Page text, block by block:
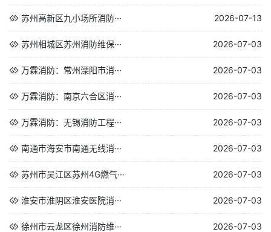
苏州高新区九小场所消防··· 2026-07-13
苏州相城区苏州消防维保··· 2026-07-03
万霖消防：常州溧阳市消··· 2026-07-03
万霖消防：南京六合区消··· 2026-07-03
万霖消防：无锡消防工程··· 2026-07-03
南通市海安市南通无线消··· 2026-07-03
苏州市吴江区苏州4G燃气··· 2026-07-03
淮安市淮阴区淮安医院消··· 2026-07-03
徐州市云龙区徐州消防维··· 2026-07-03